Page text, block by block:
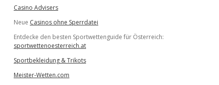
Casino Advisers
Neue Casinos ohne Sperrdatei
Entdecke den besten Sportwettenguide für Österreich:
sportwettenoesterreich.at
Sportbekleidung & Trikots
Meister-Wetten.com